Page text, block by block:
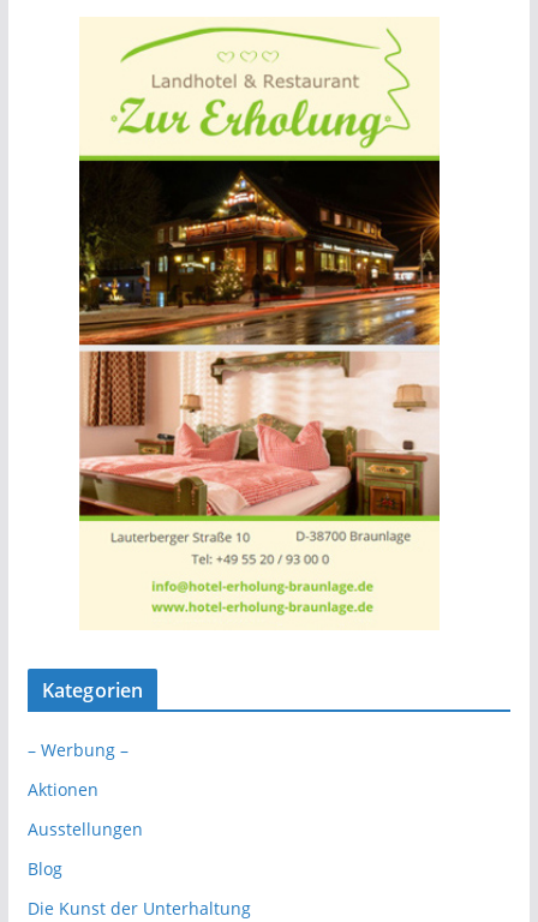
Kategorien
– Werbung –
Aktionen
Ausstellungen
Blog
Die Kunst der Unterhaltung